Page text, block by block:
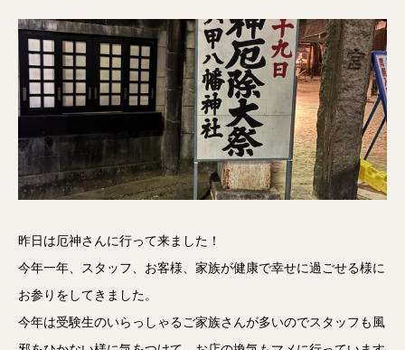
昨日は厄神さんに行って来ました！
今年一年、スタッフ、お客様、家族が健康で幸せに過ごせる様に
お参りをしてきました。
今年は受験生のいらっしゃるご家族さんが多いのでスタッフも風